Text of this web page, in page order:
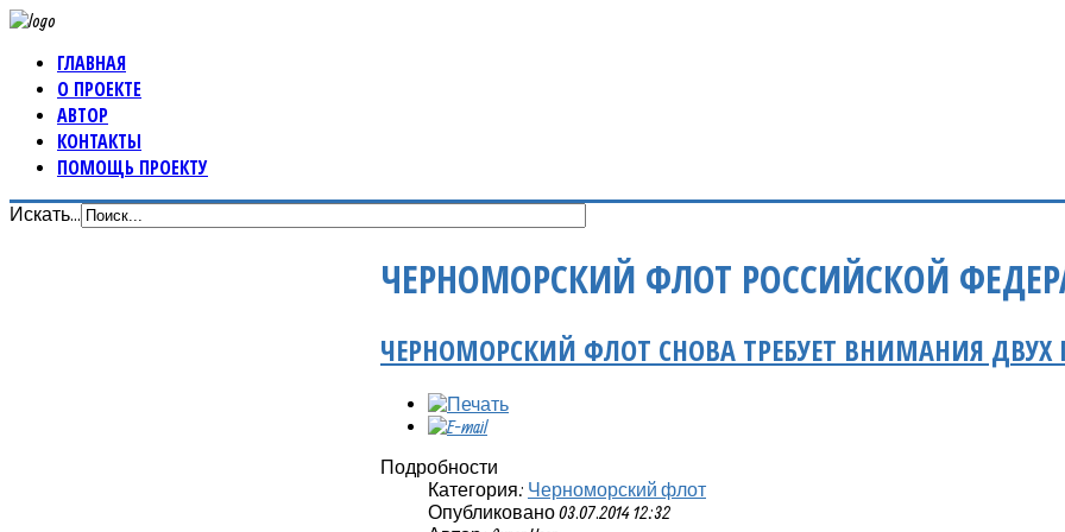
ГЛАВНАЯ
О ПРОЕКТЕ
АВТОР
КОНТАКТЫ
ПОМОЩЬ ПРОЕКТУ
Искать...
ЧЕРНОМОРСКИЙ ФЛОТ РОССИЙСКОЙ
ЧЕРНОМОРСКИЙ ФЛОТ СНОВА ТРЕБУЕТ ВНИМАНИЯ ДВУХ
Подробности
Категория: Черноморский флот
Опубликовано 03.07.2014 12:32